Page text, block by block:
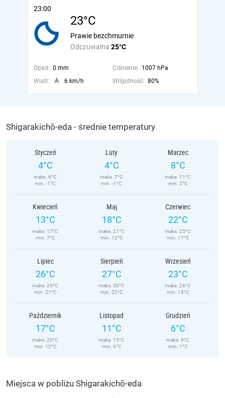
23:00
23°C
Odczuwalna 25°C
Prawie bezchmurnie
Opad: 0 mm Ciśnienie: 1007 hPa
Wiatr:
6 km/h Wilgotność: 80%
Shigarakichō-eda - średnie temperatury
Styczeń
4°C
maks. 6°C
min. -1°C
Luty
4°C
maks. 7°C
min. -1°C
Marzec
8°C
maks. 11°C
min. 2°C
Kwiecień
13°C
maks. 17°C
min. 7°C
Maj
18°C
maks. 21°C
min. 12°C
Czerwiec
22°C
maks. 25°C
min. 17°C
Lipiec
26°C
maks. 29°C
min. 21°C
Sierpień
27°C
maks. 30°C
min. 22°C
Wrzesień
23°C
maks. 26°C
min. 18°C
Październik
17°C
maks. 20°C
min. 12°C
Listopad
11°C
maks. 15°C
min. 6°C
Grudzień
6°C
maks. 9°C
min. 1°C
Miejsca w pobliżu Shigarakichō-eda